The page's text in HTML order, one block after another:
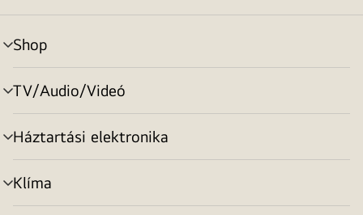
Shop
menu
toggle
TV/Audio/Videó
menu
toggle
Háztartási elektronika
menu
toggle
Klíma
menu
toggle